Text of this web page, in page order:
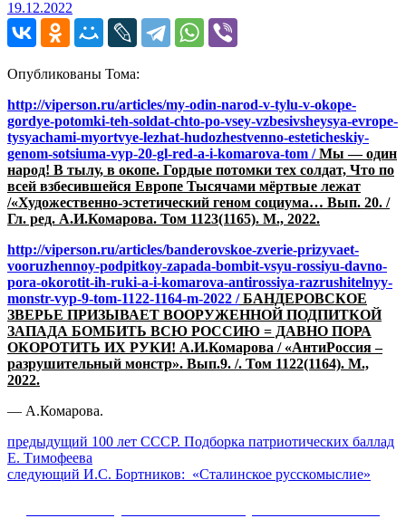
19.12.2022
Опубликованы Тома:
http://viperson.ru/articles/my-odin-narod-v-tylu-v-okope-
gordye-potomki-teh-soldat-chto-po-vsey-vzbesivsheysya-evrope-
tysyachami-myortvye-lezhat-hudozhestvenno-esteticheskiy-
genom-sotsiuma-vyp-20-gl-red-a-i-komarova-tom /Мы — один
народ! В тылу, в окопе. Гордые потомки тех солдат, Что по
всей взбесившейся Европе Тысячами мёртвые лежат
/«Художественно-эстетический геном социума… Вып. 20. /
Гл. ред. А.И.Комарова. Том 1123(1165). М., 2022.
http://viperson.ru/articles/banderovskoe-zverie-prizyvaet-
vooruzhennoy-podpitkoy-zapada-bombit-vsyu-rossiyu-davno-
pora-okorotit-ih-ruki-a-i-komarova-antirossiya-razrushitelnyy-
monstr-vyp-9-tom-1122-1164-m-2022 /БАНДЕРОВСКОЕ
ЗВЕРЬЕ ПРИЗЫВАЕТ ВООРУЖЕННОЙ ПОДПИТКОЙ
ЗАПАДА БОМБИТЬ ВСЮ РОССИЮ = ДАВНО ПОРА
ОКОРОТИТЬ ИХ РУКИ! А.И.Комарова / «АнтиРоссия –
разрушительный монстр». Вып.9. /. Том 1122(1164). М.,
2022.
— А.Комарова.
Навигация
по
предыдущий Предыдущий
пост:
100 лет СССР. Подборка патриотических баллад
Е. Тимофеева
следующий Следующее
И.С. Бортников: «Сталинское русскомыслие»